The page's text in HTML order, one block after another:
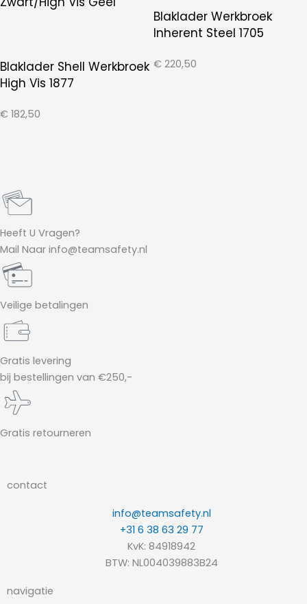
Blaklader Shell Werkbroek
High Vis 1877
€ 182,50
Blaklader Werkbroek
Inherent Steel 1705
€ 220,50
Heeft U Vragen?
Mail Naar info@teamsafety.nl
Veilige betalingen
Gratis levering
bij bestellingen van €250,-
Gratis retourneren
contact
info@teamsafety.nl
+31 6 38 63 29 77
KvK: 84918942
BTW: NL004039883B24
navigatie